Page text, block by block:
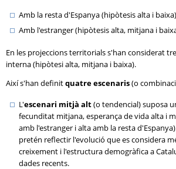
Amb la resta d'Espanya (hipòtesis alta i baixa)
Amb l'estranger (hipòtesis alta, mitjana i
En les projeccions territorials s'han considerat
interna (hipòtesi alta, mitjana i baixa).
Així s'han definitquatre escenaris(o
L'escenari mitjà alt(o tendencial) suposa
fecunditat mitjana, esperança de vida alta i
amb l'estranger i alta amb la resta
pretén reflectir l'evolució que es considera
creixement i l'estructura demogràfica a
dades recents.